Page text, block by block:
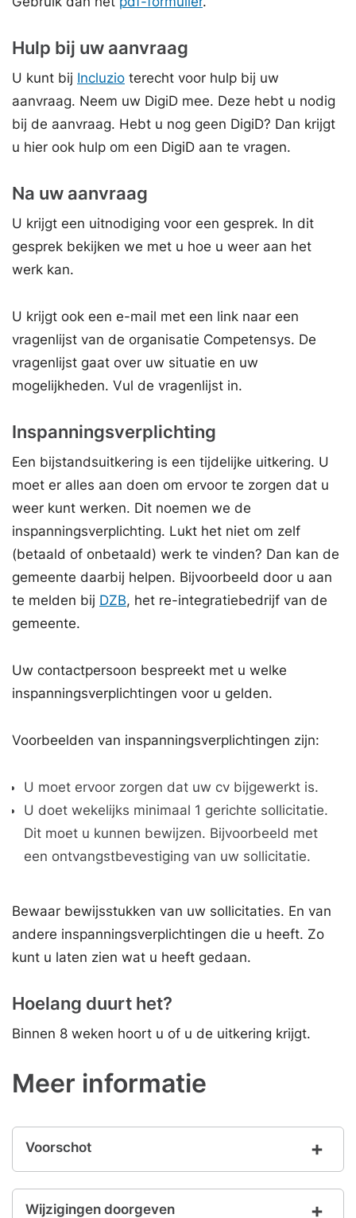
Hulp bij uw aanvraag
U kunt bij Incluzio terecht voor hulp bij uw
aanvraag. Neem uw DigiD mee. Deze hebt u nodig
bij de aanvraag. Hebt u nog geen DigiD? Dan krijgt
u hier ook hulp om een DigiD aan te vragen.
Na uw aanvraag
U krijgt een uitnodiging voor een gesprek. In dit
gesprek bekijken we met u hoe u weer aan het
werk kan.
U krijgt ook een e-mail met een link naar een
vragenlijst van de organisatie Competensys. De
vragenlijst gaat over uw situatie en uw
mogelijkheden. Vul de vragenlijst in.
Inspanningsverplichting
Een bijstandsuitkering is een tijdelijke uitkering. U
moet er alles aan doen om ervoor te zorgen dat u
weer kunt werken. Dit noemen we de
inspanningsverplichting. Lukt het niet om zelf
(betaald of onbetaald) werk te vinden? Dan kan de
gemeente daarbij helpen. Bijvoorbeeld door u aan
te melden bij DZB, het re-integratiebedrijf van de
gemeente.
Uw contactpersoon bespreekt met u welke
inspanningsverplichtingen voor u gelden.
Voorbeelden van inspanningsverplichtingen zijn:
U moet ervoor zorgen dat uw cv bijgewerkt is.
U doet wekelijks minimaal 1 gerichte sollicitatie.
Dit moet u kunnen bewijzen. Bijvoorbeeld met
een ontvangstbevestiging van uw sollicitatie.
Bewaar bewijsstukken van uw sollicitaties. En van
andere inspanningsverplichtingen die u heeft. Zo
kunt u laten zien wat u heeft gedaan.
Hoelang duurt het?
Binnen 8 weken hoort u of u de uitkering krijgt.
Meer informatie
Voorschot
Wijzigingen doorgeven